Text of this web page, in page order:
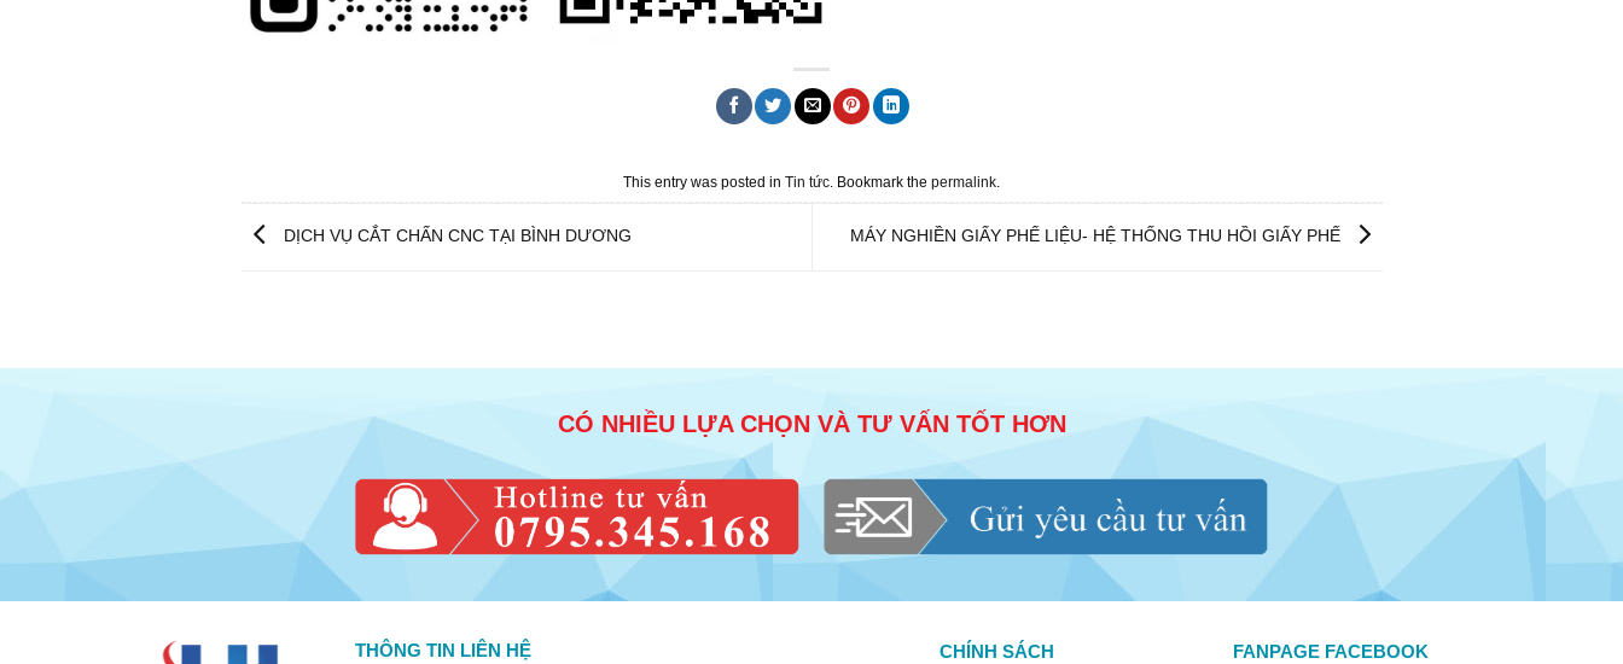
This entry was posted in Tin tức. Bookmark the permalink.
DỊCH VỤ CẮT CHẤN CNC TẠI BÌNH DƯƠNG MÁY NGHIỀN GIẤY PHẾ LIỆU- HỆ THỐNG THU HỒI GIẤY PHẾ
CÓ NHIỀU LỰA CHỌN VÀ TƯ VẤN TỐT HƠN
THÔNG TIN LIÊN HỆ
CHÍNH SÁCH FANPAGE FACEBOOK